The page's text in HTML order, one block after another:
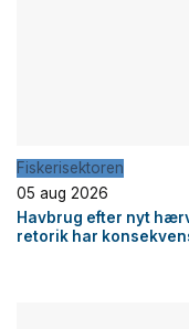
Fiskerisektoren
05 aug 2026
Havbrug efter nyt
retorik har